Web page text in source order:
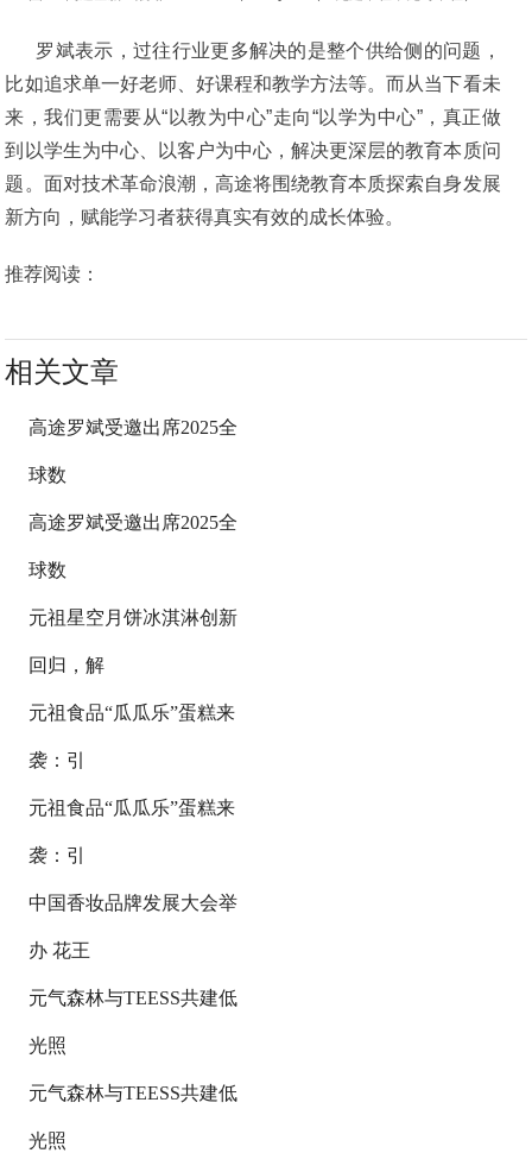
罗斌表示，过往行业更多解决的是整个供给侧的问题，
比如追求单一好老师、好课程和教学方法等。而从当下看未
来，我们更需要从“以教为中心”走向“以学为中心”，真正做
到以学生为中心、以客户为中心，解决更深层的教育本质问
题。面对技术革命浪潮，高途将围绕教育本质探索自身发展
新方向，赋能学习者获得真实有效的成长体验。
推荐阅读：
相关文章
高途罗斌受邀出席2025全
球数
高途罗斌受邀出席2025全
球数
元祖星空月饼冰淇淋创新
回归，解
元祖食品“瓜瓜乐”蛋糕来
袭：引
元祖食品“瓜瓜乐”蛋糕来
袭：引
中国香妆品牌发展大会举
办 花王
元气森林与TEESS共建低
光照
元气森林与TEESS共建低
光照